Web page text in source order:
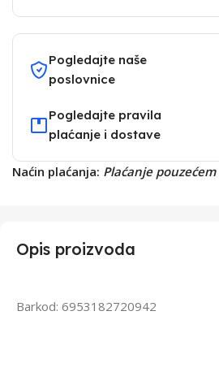
Pogledajte naše
poslovnice
Pogledajte pravila
plaćanje i dostave
Naćin plaćanja: Plaćanje pouzećem
Opis proizvoda
Barkod: 6953182720942